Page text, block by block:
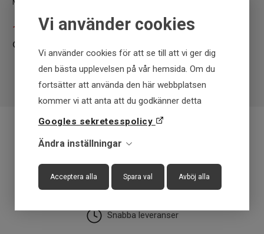
Vi använder cookies
Vi använder cookies för att se till att vi ger dig
den bästa upplevelsen på vår hemsida. Om du
fortsätter att använda den här webbplatsen
kommer vi att anta att du godkänner detta
Googles sekretesspolicy
Ändra inställningar
Acceptera alla Spara val Avböj alla
Medium Power Fact Action
1.999 SEK 2.999 SEK
Fraktfritt över 699 kr
Få först - Betala senare
Snabba leveranser